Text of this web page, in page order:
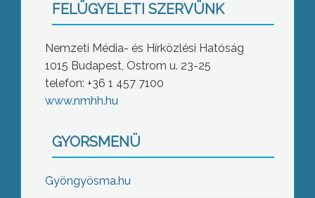
FELÜGYELETI SZERVÜNK
Nemzeti Média- és Hírközlési Hatóság
1015 Budapest, Ostrom u. 23-25
telefon: +36 1 457 7100
www.nmhh.hu
GYORSMENÜ
Gyöngyösma.hu